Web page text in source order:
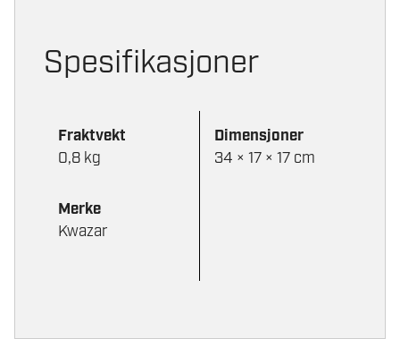
antallSpesifikasjoner
Fraktvekt
0,8 kg
Dimensjoner
34 × 17 × 17 cm
Merke
Kwazar